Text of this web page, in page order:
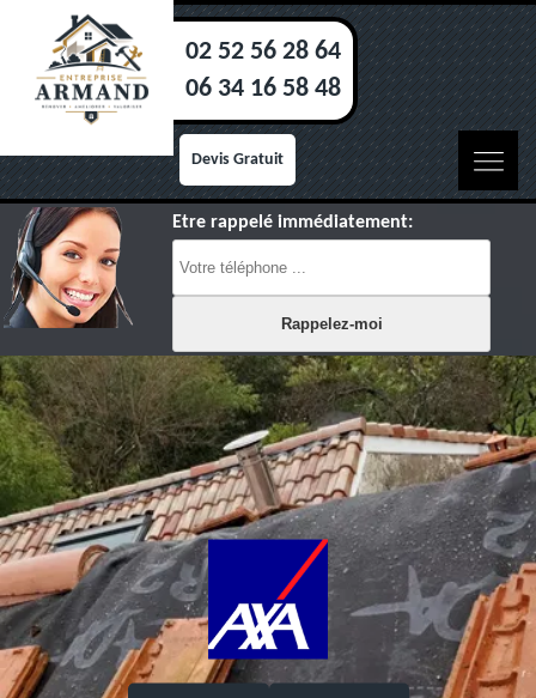
02 52 56 28 64
06 34 16 58 48
Devis Gratuit
Etre rappelé immédiatement: